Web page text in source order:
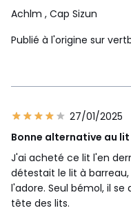
Achlm , Cap Sizun
Publié à l'origine sur
27/01/2025
Bonne alternative au
J'ai acheté ce lit l'en
détestait le lit à
l'adore. Seul bémol, il
tête des lits.